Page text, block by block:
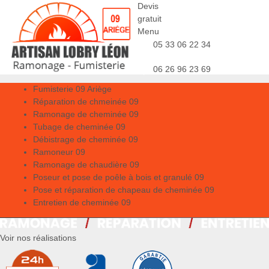
Devis
gratuit
Menu
05 33 06 22 34
06 26 96 23 69
Fumisterie 09 Ariège
Réparation de chmeinée 09
Ramonage de cheminée 09
Tubage de cheminée 09
Débistrage de cheminée 09
Ramoneur 09
Ramonage de chaudière 09
Poseur et pose de poêle à bois et granulé 09
Pose et réparation de chapeau de cheminée 09
Entretien de cheminée 09
Voir nos réalisations